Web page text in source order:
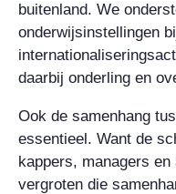
buitenland. We
onderwijsinstellingen
daarbij onderling en
Ook de samenhang
essentieel. Want de
kappers, managers
vergroten die